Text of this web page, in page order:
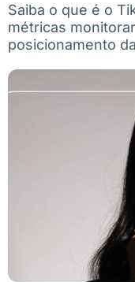
Saiba o que é o
métricas
posicionamento